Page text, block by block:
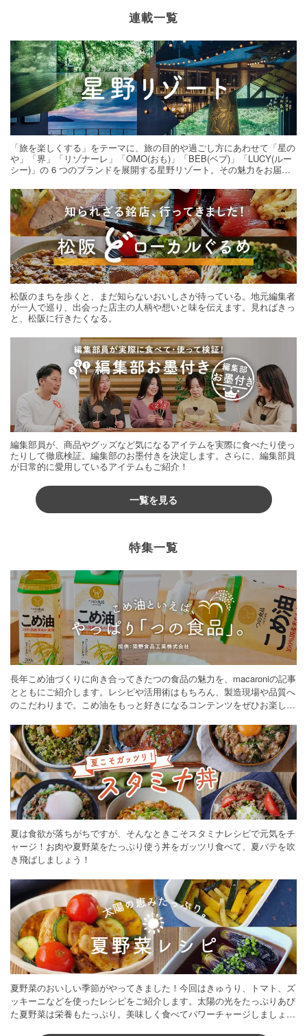
連載一覧
「旅を楽しくする」をテーマに、旅の目的や過ごし方にあわせて「星の
や」「界」「リゾナーレ」「OMO(おも)」「BEB(ベブ)」「LUCY(ルー
シー)」の 6 つのブランドを展開する星野リゾート。その魅力をお届け
松阪のまちを歩くと、まだ知らないおいしさが待っている。地元編集者
が一人で巡り、出会った店主の人柄や想いと味を伝えます。見ればきっ
と、松阪に行きたくなる。
編集部員が、商品やグッズなど気になるアイテムを実際に食べたり使っ
たりして徹底検証。編集部のお墨付きを決定します。さらに、編集部員
が日常的に愛用しているアイテムもご紹介！
一覧を見る
特集一覧
長年こめ油づくりに向き合ってきたつの食品の魅力を、macaroniの記事
とともにご紹介します。レシピや活用術はもちろん、製造現場や品質へ
のこだわりまで。こめ油をもっと好きになるコンテンツをぜひお楽しみ
夏は食欲が落ちがちですが、そんなときこそスタミナレシピで元気をチ
ャージ！お肉や夏野菜をたっぷり使う丼をガッツリ食べて、夏バテを吹
き飛ばしましょう！
夏野菜のおいしい季節がやってきました！今回はきゅうり、トマト、ズ
ッキーニなどを使ったレシピをご紹介します。太陽の光をたっぷりあび
た夏野菜は栄養もたっぷり。美味しく食べてパワーチャージしましょう